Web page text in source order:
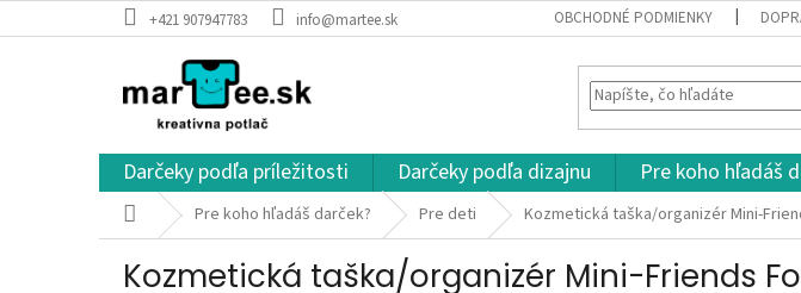
na
+421 907947783 info@martee.sk OBCHODNÉ PODMIENKY
Darčeky podľa príležitosti Darčeky podľa dizajnu Pre koho hľadáš
DomovPre koho hľadáš darček? Pre deti Kozmetická taška/organizér Mini-
Kozmetická taška/organizér Mini-Friends